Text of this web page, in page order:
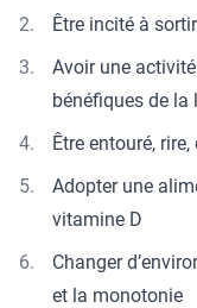
Être incité à
Avoir une
bénéfiques de la
Être entouré,
Adopter une
vitamine D
Changer
et la monotonie